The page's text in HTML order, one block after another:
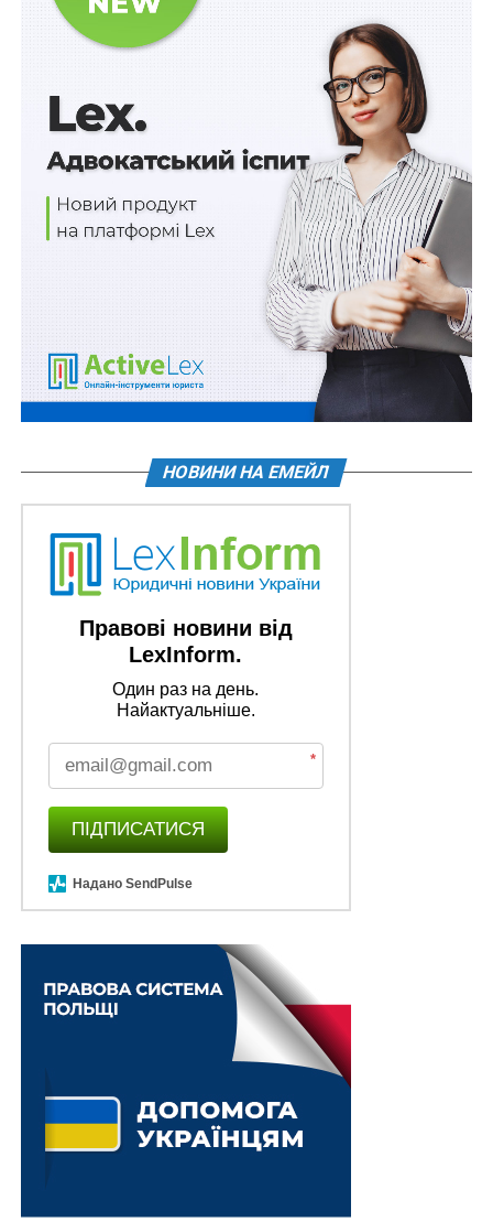
На Чернігівщині засуджено двох
військовослужбовців, які самовільно
Військовослужбовців після закінчення
контракту пропонують не мобілізувати
Орденом Європи можуть бути нагороджені
іноземці
Припущення та неперевірена інформація з
мережі Інтернет не можуть бути підставою
Виплати на дітей можуть збільшити у три рази
ПОВ'ЯЗАНІ ТЕМИ: FEATURED
ВІЙСЬКОВОСЛУЖБОВЦІ
ЗАПОВІТ
МІНІСТЕРСТВО ЮСТИЦІЇ УКРАЇНИ
Особи, які не підлягають призову, зможуть
добровільно піти на службу
НЕ ПРОПУСТІТЬ
Реєстрацію ліків РФ чи Білорусі скасують без
повернення збору
НОВИНИ НА ЕМЕЙЛ
Правові новини від
LexInform.
Один раз на день.
Найактуальніше.
*
ПІДПИСАТИСЯ
Надано SendPulse